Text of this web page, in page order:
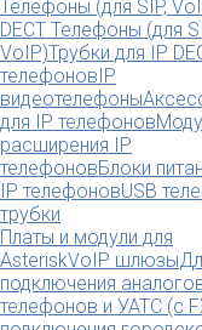
Телефоны (для SIP,
DECT Телефоны (для
VoIP)Трубки для IP
телефоновIP
видеотелефоны
для IP телефонов
расширения IP
телефоновБлоки
IP телефоновUSB
трубки
Платы и модули для
AsteriskVoIP шлюзы
подключения
телефонов и УАТС (с